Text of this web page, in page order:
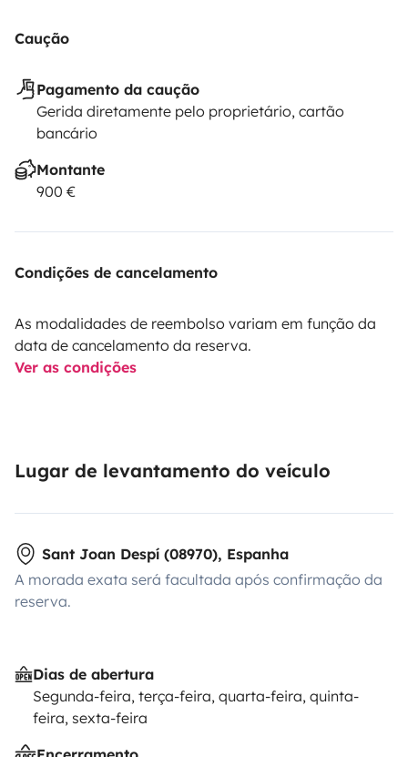
Caução
Pagamento da caução
Gerida diretamente pelo proprietário, cartão
bancário
Montante
900 €
Condições de cancelamento
As modalidades de reembolso variam em função da
data de cancelamento da reserva.
Ver as condições
Lugar de levantamento do veículo
Sant Joan Despí (08970), Espanha
A morada exata será facultada após confirmação da
reserva.
Dias de abertura
Segunda-feira, terça-feira, quarta-feira, quinta-
feira, sexta-feira